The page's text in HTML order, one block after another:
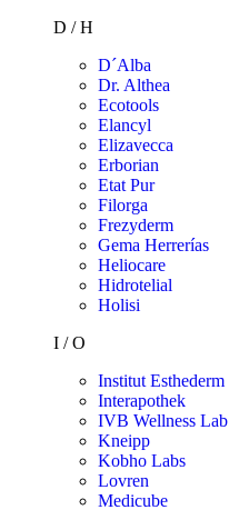
D / H
D´Alba
Dr. Althea
Ecotools
Elancyl
Elizavecca
Erborian
Etat Pur
Filorga
Frezyderm
Gema Herrerías
Heliocare
Hidrotelial
Holisi
I / O
Institut Esthederm
Interapothek
IVB Wellness Lab
Kneipp
Kobho Labs
Lovren
Medicube